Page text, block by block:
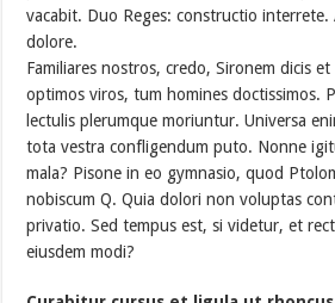
vacabit. Duo Reges: constructio interrete.
dolore.
Familiares nostros, credo, Sironem dicis
optimos viros, tum homines doctissimos.
lectulis plerumque moriuntur. Universa
tota vestra confligendum puto. Nonne
mala? Pisone in eo gymnasio, quod
nobiscum Q. Quia dolori non voluptas
privatio. Sed tempus est, si videtur, et
eiusdem modi?